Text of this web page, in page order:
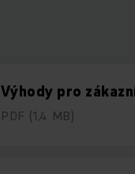
Výhody pro
PDF (1,4 MB)